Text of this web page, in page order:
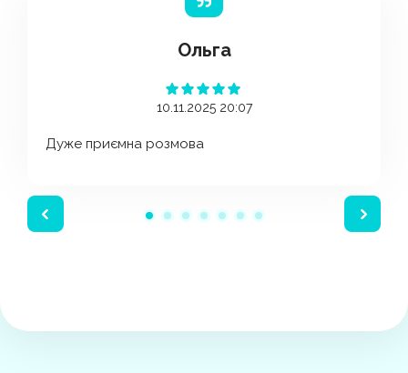
Ольга
10.11.2025 20:07
Дуже приємна розмова